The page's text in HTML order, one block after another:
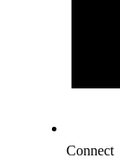
Connect